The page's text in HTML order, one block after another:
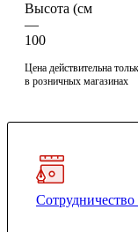
Высота (см
—
100
Цена действительна
в розничных магазинах